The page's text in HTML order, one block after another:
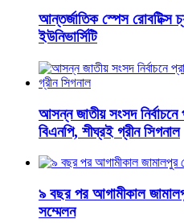
আন্তর্জাতিক স্পেস রোবটিক্স
ইউনিভার্সিটি
আসন্ন জাতীয় সংসদ নির্বাচনে
বিএনপি, শীঘ্রই গ্রীন সিগনাল
৯ বছর পর আগামীকাল
সম্মেলন